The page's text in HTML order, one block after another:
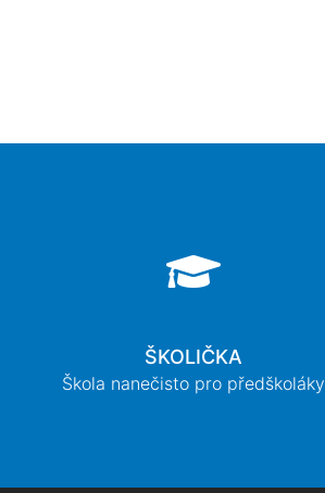
ŠKOLIČKA
Škola nanečisto pro předškoláky